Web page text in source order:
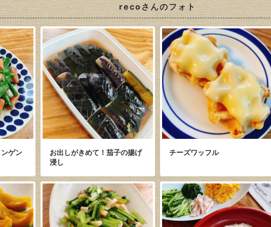
recoさんのフォト
ゲン
お出しがきめて！茄子の揚げ
浸し
チーズワッフル